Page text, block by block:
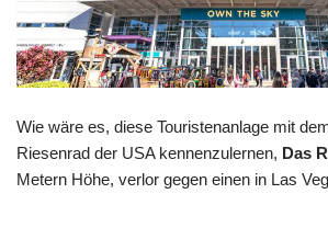
Wie wäre es, diese Touristenanlage mit
Riesenrad der USA kennenzulernen, Das
Metern Höhe, verlor gegen einen in Las